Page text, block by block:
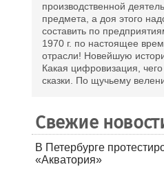
производственной
предмета, а доя этого
составить по
1970 г. по настоящее
отрасли! Новейшую
Какая цифровизация,
сказки. По щучьему
Свежие
В Петербурге
«Акватория»